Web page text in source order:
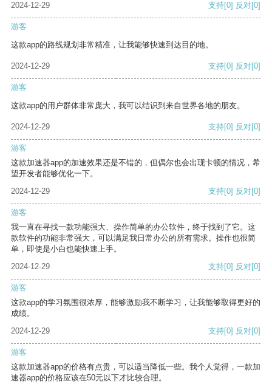
2024-12-29
支持[0] 反对[0]
游客
这款app的路线规划非常精准，让我能够快速到达目的地。
2024-12-29 支持[0] 反对[0]
游客
这款app的用户群体非常庞大，我可以结识到来自世界各地的朋友。
2024-12-29 支持[0] 反对[0]
游客
这款加速器app的加速效果还是不错的，但偶尔也会出现卡顿的情况，希
望开发者能够优化一下。
2024-12-29
支持[0] 反对[0]
游客
我一直在寻找一款功能强大、操作简单的办公软件，终于找到了它。这
款软件的功能非常强大，可以满足我日常办公的所有需求。操作也很简
单，即使是小白也能快速上手。
2024-12-29
支持[0] 反对[0]
游客
这款app的学习氛围很浓厚，能够激励我不断学习，让我能够取得更好的
成绩。
2024-12-29
支持[0] 反对[0]
游客
这款加速器app的价格有点贵，可以适当降低一些。我个人觉得，一款加
速器app的价格应该在50元以下才比较合理。